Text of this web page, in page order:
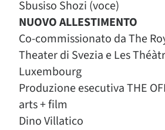
Sbusiso Shozi (voce)
NUOVO ALLESTIMENTO
Co-commissionato da The
Theater di Svezia e Les
Luxembourg
Produzione esecutiva THE
arts + film
Dino Villatico